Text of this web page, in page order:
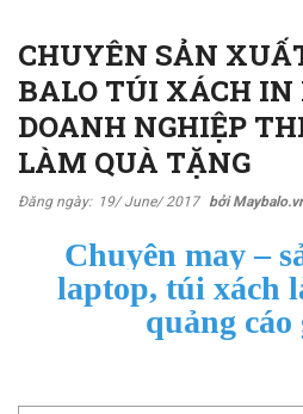
CHUYÊN SẢN
BALO TÚI XÁCH IN
DOANH NGHIỆP
LÀM QUÀ TẶNG
Đăng ngày: 19/ June/ 2017 bởi
Chuyên may –
laptop, túi xách
quảng cáo